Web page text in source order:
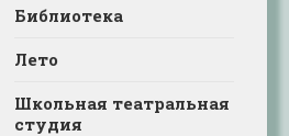
Библиотека
Лето
Школьная театральная
студия